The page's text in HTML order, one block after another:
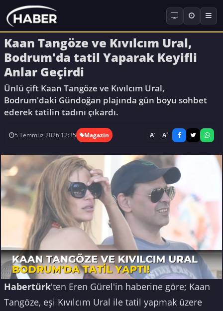
Kaan Tangöze ve Kıvılcım Ural,
Bodrum'da tatil Yaparak Keyifli
Anlar Geçirdi
Ünlü çift Kaan Tangöze ve Kıvılcım Ural,
Bodrum'daki Gündoğan plajında gün boyu sohbet
ederek tatilin tadını çıkardı.
5 Temmuz 2026 12:35 Magazin A- A+
Habertürk'ten Eren Gürel'in haberine göre; Kaan
Tangöze, eşi Kıvılcım Ural ile tatil yapmak üzere